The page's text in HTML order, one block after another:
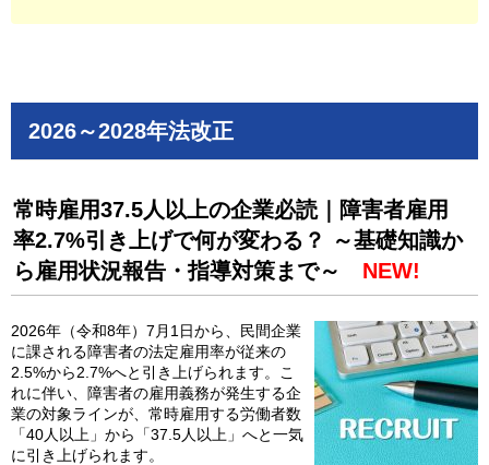
2026～2028年法改正
常時雇用37.5人以上の企業必読｜障害者雇用
率2.7%引き上げで何が変わる？ ～基礎知識か
ら雇用状況報告・指導対策まで～ NEW!
2026年（令和8年）7月1日から、民間企業
に課される障害者の法定雇用率が従来の
2.5%から2.7%へと引き上げられます。こ
れに伴い、障害者の雇用義務が発生する企
業の対象ラインが、常時雇用する労働者数
「40人以上」から「37.5人以上」へと一気
に引き上げられます。